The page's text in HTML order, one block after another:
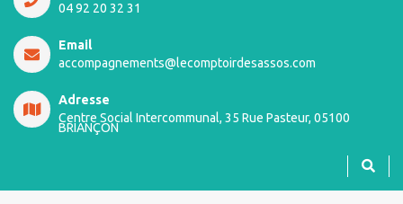
04 92 20 32 31
Email
accompagnements@lecomptoirdesassos.com
Adresse
Centre Social Intercommunal, 35 Rue Pasteur, 05100
BRIANÇON